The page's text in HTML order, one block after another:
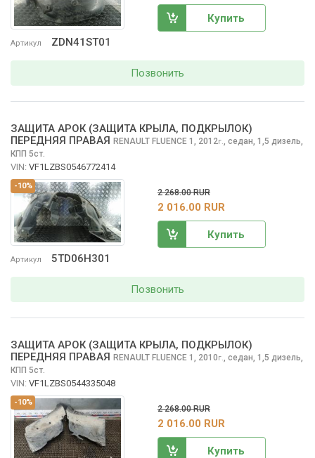
Артикул ZDN41ST01
Купить
Позвонить
-10%
Артикул 5TD06H301
ЗАЩИТА АРОК (ЗАЩИТА КРЫЛА, ПОДКРЫЛОК)
ПЕРЕДНЯЯ ПРАВАЯ RENAULT FLUENCE 1, 2012г., седан, 1,5 дизель,
КПП 5ст.
VIN: VF1LZBS0546772414
2 268.00 RUR
2 016.00 RUR
Купить
Позвонить
-10%
ЗАЩИТА АРОК (ЗАЩИТА КРЫЛА, ПОДКРЫЛОК)
ПЕРЕДНЯЯ ПРАВАЯ RENAULT FLUENCE 1, 2010г., седан, 1,5 дизель,
КПП 5ст.
VIN: VF1LZBS0544335048
2 268.00 RUR
2 016.00 RUR
Купить